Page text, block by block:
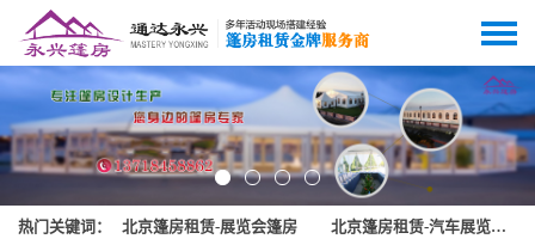
热门关键词： 北京篷房租赁-展览会篷房 北京篷房租赁-汽车展览篷房